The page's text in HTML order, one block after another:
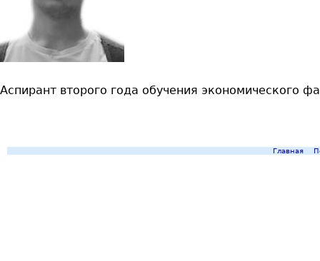
Аспирант второго года обучения экономического
Главная